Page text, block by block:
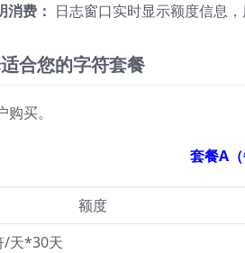
消费： 日志窗口实时显示额度信息，
合您的字符套餐
买。
套餐A（
额度
/天*30天